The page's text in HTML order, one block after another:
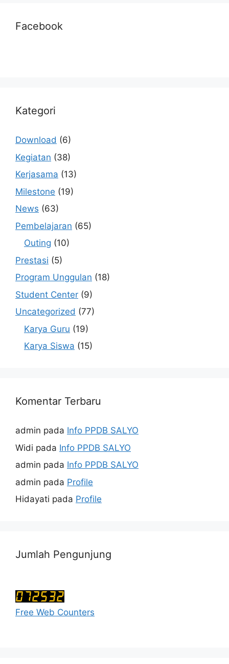
Facebook
Kategori
Download (6)
Kegiatan (38)
Kerjasama (13)
Milestone (19)
News (63)
Pembelajaran (65)
Outing (10)
Prestasi (5)
Program Unggulan (18)
Student Center (9)
Uncategorized (77)
Karya Guru (19)
Karya Siswa (15)
Komentar Terbaru
admin pada Info PPDB SALYO
Widi pada Info PPDB SALYO
admin pada Info PPDB SALYO
admin pada Profile
Hidayati pada Profile
Jumlah Pengunjung
Free Web Counters